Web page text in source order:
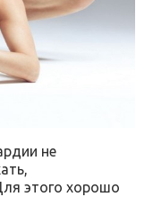
не
этого хорошо